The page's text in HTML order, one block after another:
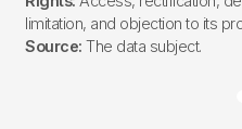
limitation, and objection to its
Source: The data subject.